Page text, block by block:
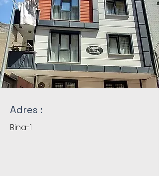
Adres :
Bina-1